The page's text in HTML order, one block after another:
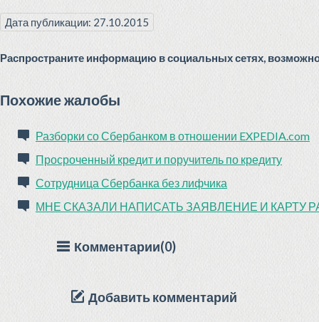
Дата публикации: 27.10.2015
Распространите информацию в социальных сетях,
Похожие жалобы
Разборки со Сбербанком в отношении EXPEDIA.com
Просроченный кредит и поручитель по кредиту
Сотрудница Сбербанка без лифчика
МНЕ СКАЗАЛИ НАПИСАТЬ ЗАЯВЛЕНИЕ И КАРТУ
Комментарии(0)
Добавить комментарий